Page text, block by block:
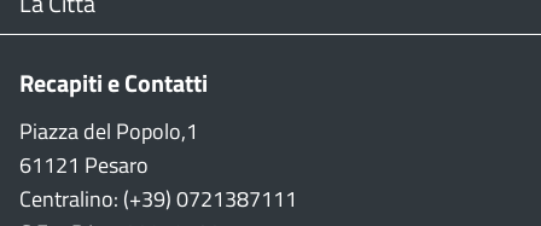
Consiglio Comunale
CON
Stradario
WiFi
Recapiti e Contatti
Piazza del Popolo,1
61121 Pesaro
Centralino: (+39) 0721387111